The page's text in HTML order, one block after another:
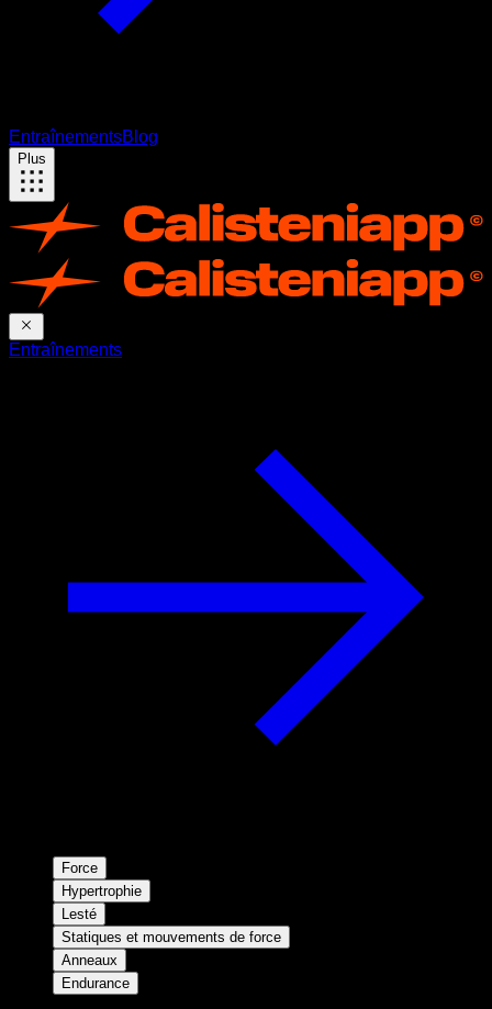
EntraînementsBlog
Plus
Entraînements
Force
Hypertrophie
Lesté
Statiques et mouvements de force
Anneaux
Endurance